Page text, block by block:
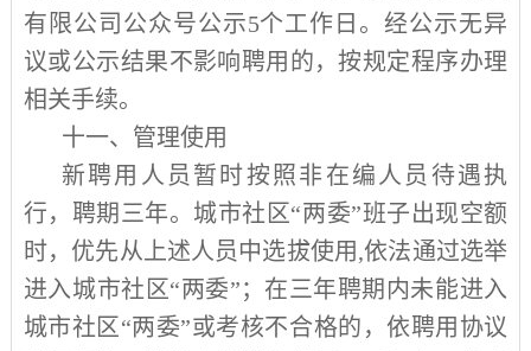
有限公司公众号公示5个工作日。经公示无异
议或公示结果不影响聘用的，按规定程序办理
相关手续。
十一、管理使用
新聘用人员暂时按照非在编人员待遇执
行，聘期三年。城市社区“两委”班子出现空额
时，优先从上述人员中选拔使用,依法通过选举
进入城市社区“两委”；在三年聘期内未能进入
城市社区“两委”或考核不合格的，依聘用协议